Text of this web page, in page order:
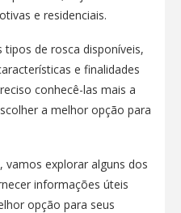
e residenciais.
de rosca disponíveis,
e finalidades
conhecê-las mais a
a melhor opção para
vamos explorar alguns dos
informações úteis
opção para seus